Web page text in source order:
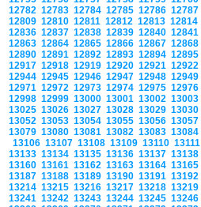
12782 12783 12784 12785 12786 12787
12809 12810 12811 12812 12813 12814
12836 12837 12838 12839 12840 12841
12863 12864 12865 12866 12867 12868
12890 12891 12892 12893 12894 12895
12917 12918 12919 12920 12921 12922
12944 12945 12946 12947 12948 12949
12971 12972 12973 12974 12975 12976
12998 12999 13000 13001 13002 13003
13025 13026 13027 13028 13029 13030
13052 13053 13054 13055 13056 13057
13079 13080 13081 13082 13083 13084
13106 13107 13108 13109 13110 13111
13133 13134 13135 13136 13137 13138
13160 13161 13162 13163 13164 13165
13187 13188 13189 13190 13191 13192
13214 13215 13216 13217 13218 13219
13241 13242 13243 13244 13245 13246